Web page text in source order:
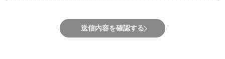
送信内容を確認する